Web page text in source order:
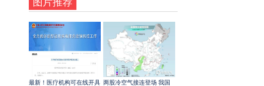
最新！医疗机构可在线开具 两股冷空气接连登场 我国